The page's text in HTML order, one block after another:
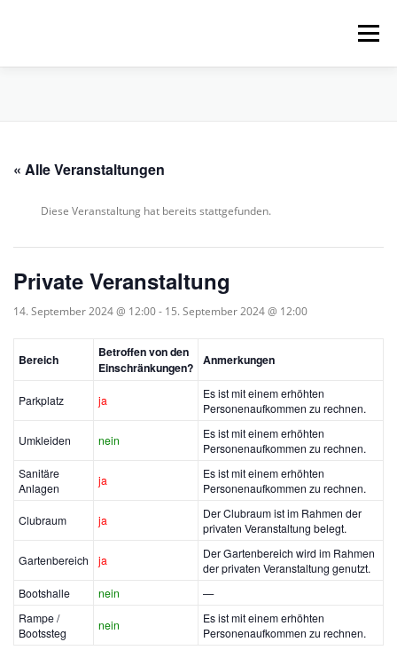
Menü
VERLEIH, TOUREN UND SUP
« Alle Veranstaltungen
Diese Veranstaltung hat bereits stattgefunden.
Private Veranstaltung
14. September 2024 @ 12:00- 15. September 2024 @ 12:00
Bereich
Betroffen von den
Einschränkungen?
Anmerkungen
Parkplatz ja
Es ist mit einem erhöhten
Personenaufkommen zu rechnen.
Umkleiden nein
Es ist mit einem erhöhten
Personenaufkommen zu rechnen.
Sanitäre
Anlagen
ja
Es ist mit einem erhöhten
Personenaufkommen zu rechnen.
Clubraum ja
Der Clubraum ist im Rahmen der
privaten Veranstaltung belegt.
Gartenbereich ja
Der Gartenbereich wird im Rahmen
der privaten Veranstaltung genutzt.
Bootshalle
nein
—
Rampe /
Bootssteg
nein
Es ist mit einem erhöhten
Personenaufkommen zu rechnen.